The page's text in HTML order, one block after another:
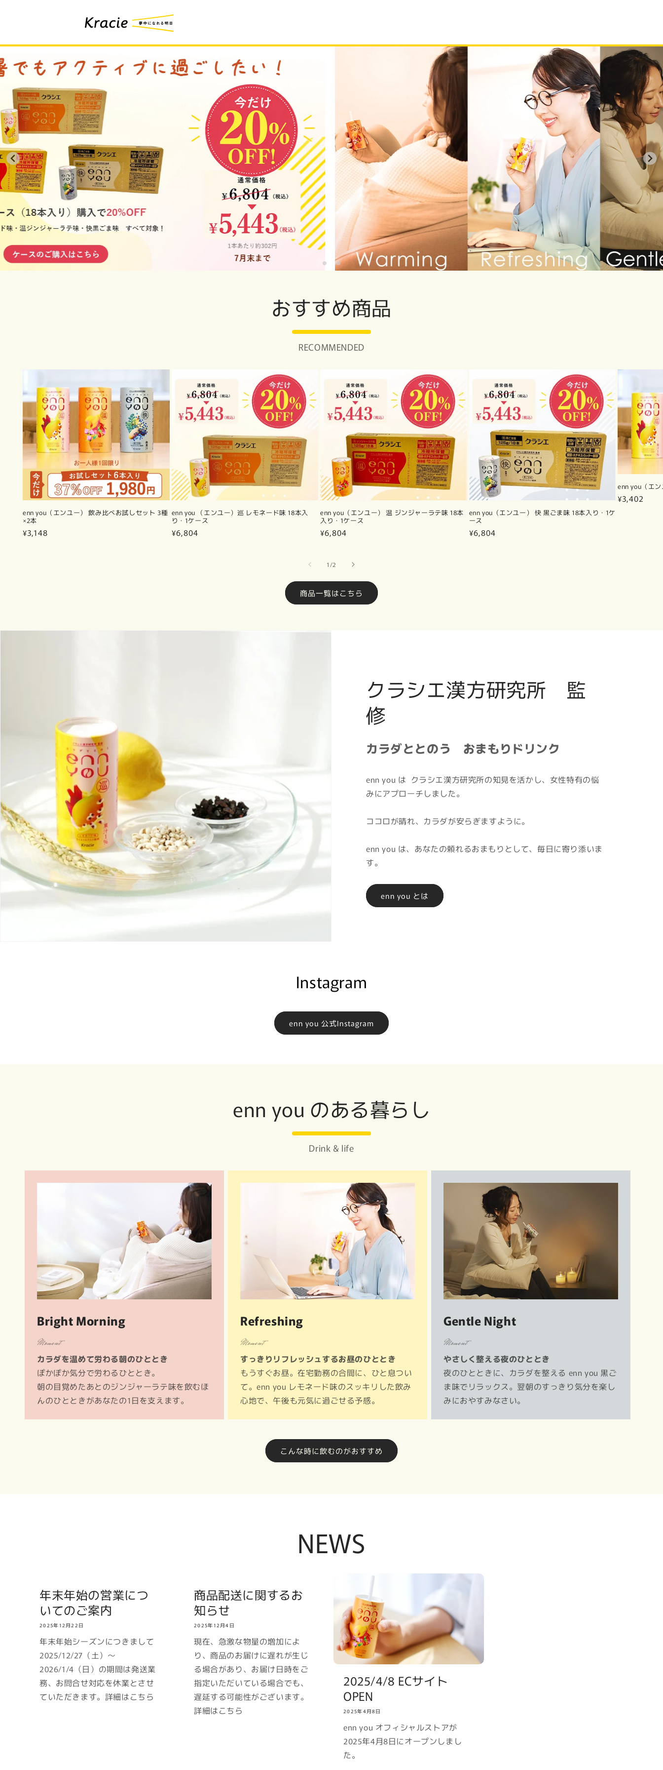
おすすめ商品
RECOMMENDED
enn you（エンユー） 飲み比べお試しセット 3種
×2本
通
¥3,148
enn you （エンユー）巡 レモネード味 18本入
り・1ケース
通
¥6,804
enn you（エンユー） 温 ジンジャーラテ味 18本
入り・1ケース
通
格
¥6,804
enn you（エンユー） 快 黒ごま味 18本入り・1ケ
ース
通
¥6,804
enn you（エ
通
¥3,402
1 /の
2
商品一覧はこちら
クラシエ漢方研究所 監
修
カラダととのう おまもりドリンク
enn you は クラシエ漢方研究所の知見を活かし、女性特有の悩
みにアプローチしました。
ココロが晴れ、カラダが安らぎますように。
enn you は、あなたの頼れるおまもりとして、毎日に寄り添いま
す。
enn you とは
Instagram
enn you 公式Instagram
enn you のある暮らし
Bright Morning
Moment
カラダを温めて労わる朝のひととき
ぽかぽか気分で労わるひととき。
朝の目覚めたあとのジンジャーラテ味を飲むほ
んのひとときがあなたの1日を支えます。
Refreshing
Moment
すっきりリフレッシュするお昼のひととき
もうすぐお昼。在宅勤務の合間に、ひと息つい
て。enn you レモネード味のスッキリした飲み
心地で、午後も元気に過ごせる予感。
Gentle Night
Moment
やさしく整える夜のひととき
夜のひとときに、カラダを整える enn you 黒ご
ま味でリラックス。翌朝のすっきり気分を楽し
みにおやすみなさい。
こんな時に飲むのがおすすめ
NEWS
年末年始の営業につ
いてのご案内
2025年12月22日
年末年始シーズンにつきまして
2025/12/27（土）～
2026/1/4（日）の期間は発送業
務、お問合せ対応を休業とさせ
ていただきます。詳細はこちら
商品配送に関するお
知らせ
2025年12月4日
現在、急激な物量の増加によ
り、商品のお届けに遅れが生じ
る場合があり、お届け日時をご
指定いただいている場合でも、
遅延する可能性がございます。
詳細はこちら
2025/4/8 ECサイト
OPEN
2025年4月8日
enn you オフィシャルストアが
2025年4月8日にオープンしまし
た。